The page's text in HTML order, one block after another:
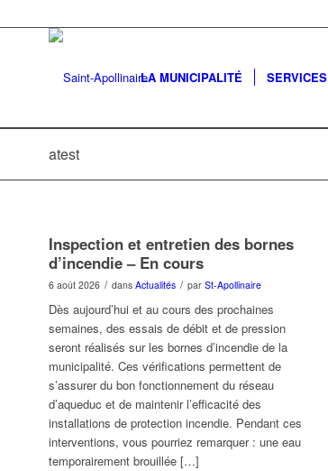
LA MUNICIPALITÉ SERVICES
atest
Inspection et entretien des bornes
d’incendie – En cours
6 août 2026 / dans Actualités / par St-Apollinaire
Dès aujourd’hui et au cours des prochaines
semaines, des essais de débit et de pression
seront réalisés sur les bornes d’incendie de la
municipalité. Ces vérifications permettent de
s’assurer du bon fonctionnement du réseau
d’aqueduc et de maintenir l’efficacité des
installations de protection incendie. Pendant ces
interventions, vous pourriez remarquer : une eau
temporairement brouillée […]